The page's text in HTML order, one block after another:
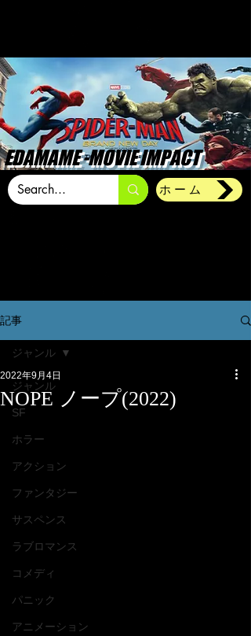
EDAMAME -MOVIE IMPACT
ホーム
記事
ジャンル
SF
ホラー
アクション
ファンタジー
サスペンス
ラブロマンス
コメディ
パニック
アニメーション
ジャンル
NOPE ノープ(2022)
2022年9月4日